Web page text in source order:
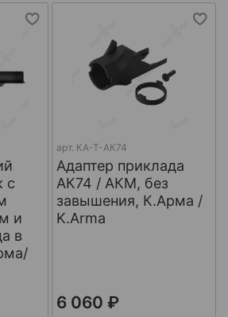
с
и
в
арт. КА-Т-АК74
Адаптер приклада
АК74 / АКМ, без
завышения, К.Арма /
K.Arma
6 060 ₽